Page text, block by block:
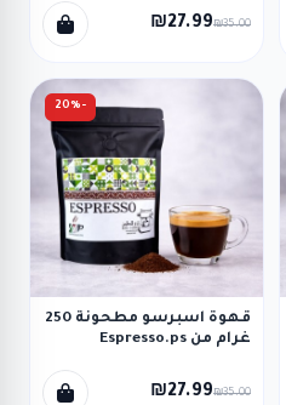
₪27.99₪35.00
-20%
قهوة اسبرسو مطحونة 250
غرام من Espresso.ps
₪27.99₪35.00